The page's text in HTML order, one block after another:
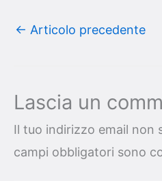
← Articolo precedente
Lascia un
Il tuo indirizzo email non
campi obbligatori sono